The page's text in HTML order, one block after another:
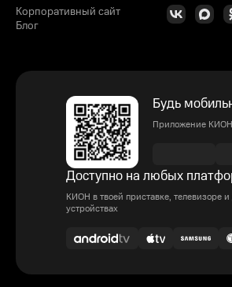
Корпоративный сайт
Блог
Будь
Приложение КИОН
Доступно на любых
КИОН в твоей приставке, телевизоре
устройствах